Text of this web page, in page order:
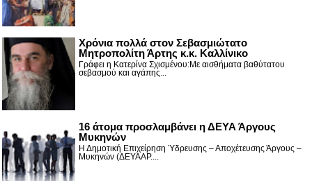
Χρόνια πολλά στον Σεβασμιώτατο
Μητροπολίτη Άρτης κ.κ. Καλλίνικο
Γράφει η Κατερίνα Σχισμένου:Με αισθήματα βαθύτατου
σεβασμού και αγάπης...
16 άτομα προσλαμβάνει η ΔΕΥΑ Άργους
Μυκηνών
Η Δημοτική Επιχείρηση Ύδρευσης – Αποχέτευσης Άργους –
Μυκηνών (ΔΕΥΑΑΡ....